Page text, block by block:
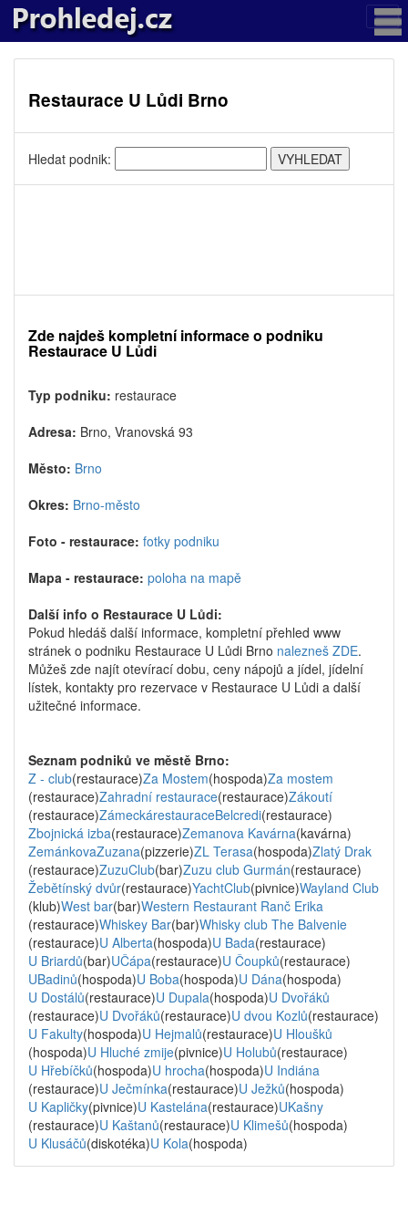
Restaurace U Lůdi Brno
Hledat podnik:
Zde najdeš kompletní informace o podniku
Restaurace U Lůdi
Typ podniku: restaurace
Adresa: Brno, Vranovská 93
Město: Brno
Okres: Brno-město
Foto - restaurace: fotky podniku
Mapa - restaurace: poloha na mapě
Další info o Restaurace U Lůdi:
Pokud hledáš další informace, kompletní přehled www
stránek o podniku Restaurace U Lůdi Brno nalezneš ZDE.
Můžeš zde najít otevírací dobu, ceny nápojů a jídel, jídelní
lístek, kontakty pro rezervace v Restaurace U Lůdi a další
užitečné informace.
Seznam podniků ve městě Brno:
Z - club(restaurace)Za Mostem(hospoda)Za mostem
(restaurace)Zahradní restaurace(restaurace)Zákoutí
(restaurace)ZámeckárestauraceBelcredi(restaurace)
Zbojnická izba(restaurace)Zemanova Kavárna(kavárna)
ZemánkovaZuzana(pizzerie)ZL Terasa(hospoda)Zlatý Drak
(restaurace)ZuzuClub(bar)Zuzu club Gurmán(restaurace)
Žebětínský dvůr(restaurace)YachtClub(pivnice)Wayland Club
(klub)West bar(bar)Western Restaurant Ranč Erika
(restaurace)Whiskey Bar(bar)Whisky club The Balvenie
(restaurace)U Alberta(hospoda)U Bada(restaurace)
U Briardů(bar)UČápa(restaurace)U Čoupků(restaurace)
UBadinů(hospoda)U Boba(hospoda)U Dána(hospoda)
U Dostálů(restaurace)U Dupala(hospoda)U Dvořáků
(restaurace)U Dvořáků(restaurace)U dvou Kozlů(restaurace)
U Fakulty(hospoda)U Hejmalů(restaurace)U Hloušků
(hospoda)U Hluché zmije(pivnice)U Holubů(restaurace)
U Hřebíčků(hospoda)U hrocha(hospoda)U Indiána
(restaurace)U Ječmínka(restaurace)U Ježků(hospoda)
U Kapličky(pivnice)U Kastelána(restaurace)UKašny
(restaurace)U Kaštanů(restaurace)U Klimešů(hospoda)
U Klusáčů(diskotéka)U Kola(hospoda)